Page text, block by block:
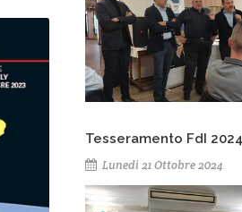
Tesseramento FdI 2024
Lunedì 21 Ottobre 2024